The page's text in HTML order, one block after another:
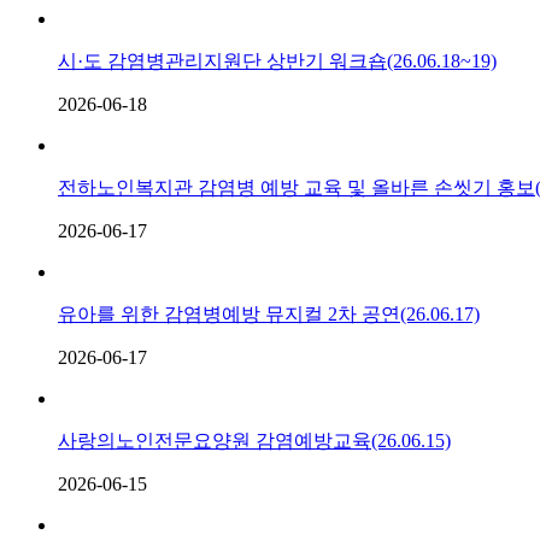
시·도 감염병관리지원단 상반기 워크숍(26.06.18~19)
2026-06-18
전하노인복지관 감염병 예방 교육 및 올바른 손씻기 홍보
2026-06-17
유아를 위한 감염병예방 뮤지컬 2차 공연(26.06.17)
2026-06-17
사랑의노인전문요양원 감염예방교육(26.06.15)
2026-06-15